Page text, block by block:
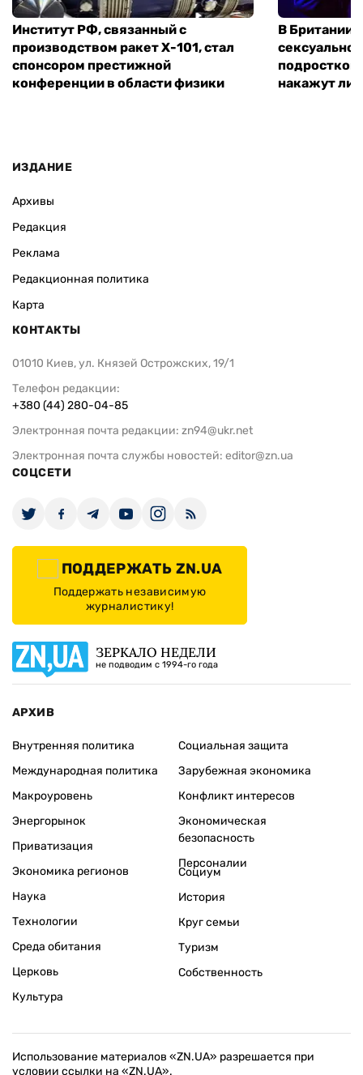
Институт РФ, связанный с
производством ракет Х-101, стал
спонсором престижной
конференции в области физики
В Британии
подростком
накажут ли
ИЗДАНИЕ
Архивы
Редакция
Реклама
Редакционная политика
Карта
КОНТАКТЫ
01010 Киев, ул. Князей Острожских, 19/1
Телефон редакции:
+380 (44) 280-04-85
Электронная почта редакции: zn94@ukr.net
Электронная почта службы новостей: editor@zn.ua
СОЦСЕТИ
ПОДДЕРЖАТЬ ZN.UA
Поддержать независимую
журналистику!
ЗЕРКАЛО НЕДЕЛИ
не подводим с 1994-го года
АРХИВ
Внутренняя политика
Международная политика
Макроуровень
Энергорынок
Приватизация
Экономика регионов
Социальная защита
Зарубежная экономика
Конфликт интересов
Экономическая
безопасность
Персоналии
Наука
Технологии
Среда обитания
Церковь
Культура
Социум
История
Круг семьи
Туризм
Собственность
Использование материалов «ZN.UA» разрешается при
условии ссылки на «ZN.UA».